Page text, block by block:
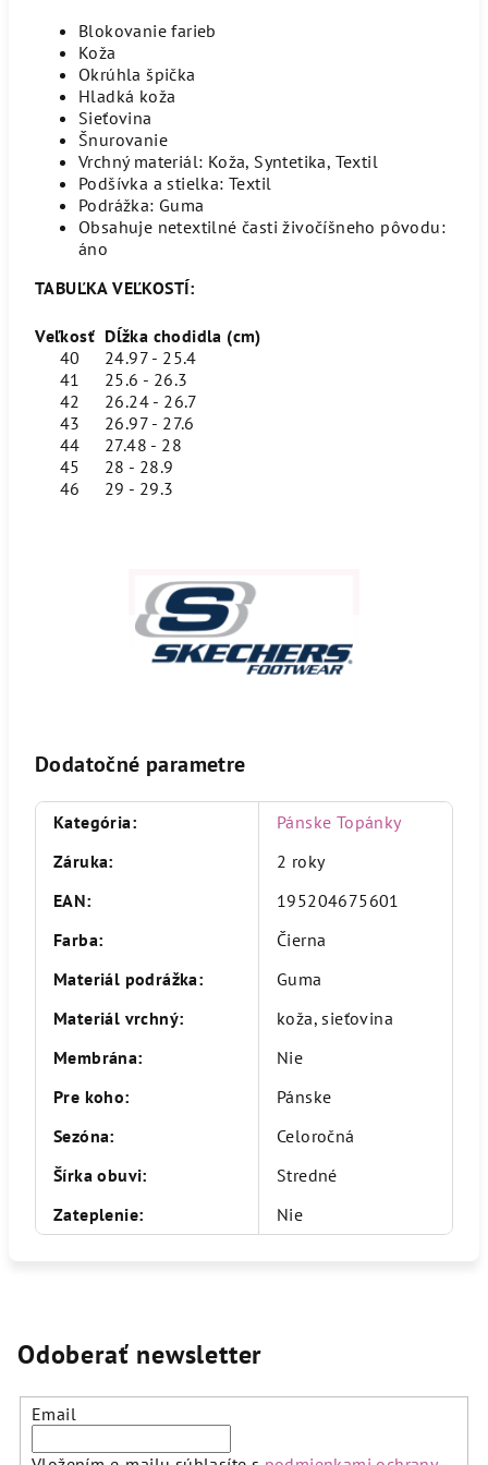
Blokovanie farieb
Koža
Okrúhla špička
Hladká koža
Sieťovina
Šnurovanie
Vrchný materiál: Koža, Syntetika, Textil
Podšívka a stielka: Textil
Podrážka: Guma
Obsahuje netextilné časti živočíšneho pôvodu:
áno
TABUĽKA VEĽKOSTÍ:
Veľkosť Dĺžka chodidla (cm)
40
24.97 - 25.4
41
25.6 - 26.3
42
26.24 - 26.7
43
26.97 - 27.6
44
27.48 - 28
45
28 - 28.9
46
29 - 29.3
Dodatočné parametre
Kategória:
Pánske Topánky
Záruka:
2 roky
EAN:
195204675601
Farba:
Čierna
Materiál podrážka:
Guma
Materiál vrchný:
koža, sieťovina
Membrána:
Nie
Pre koho:
Pánske
Sezóna:
Celoročná
Šírka obuvi:
Stredné
Zateplenie: Nie
Odoberať newsletter
Email